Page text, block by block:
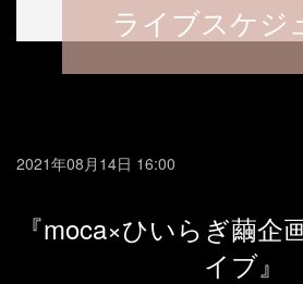
ライブスケジ
2021年08月14日 16:00
『moca×ひいらぎ繭
イブ』